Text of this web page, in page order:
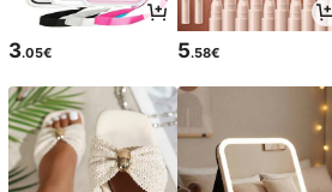
3.05€ 5.58€